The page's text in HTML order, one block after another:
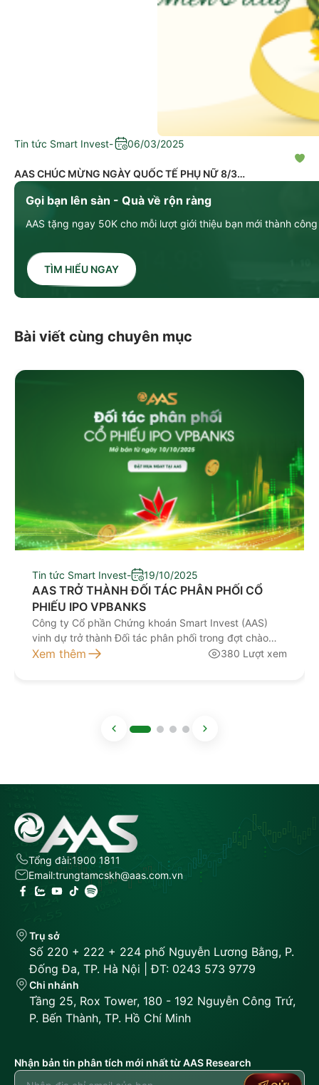
Gọi bạn lên sàn - Quà về rộn ràng
AAS tặng ngay 50K cho mỗi lượt giới thiệu bạn mới thành công
TÌM HIỂU NGAY
Tin tức Smart Invest- 06/03/2025
AAS CHÚC MỪNG NGÀY QUỐC TẾ PHỤ NỮ 8/3
Bài viết cùng chuyên mục
Tin tức Smart Invest- 19/10/2025
AAS TRỞ THÀNH ĐỐI TÁC PHÂN PHỐI CỔ
PHIẾU IPO VPBANKS
Công ty Cổ phần Chứng khoán Smart Invest (AAS)
vinh dự trở thành Đối tác phân phối trong đợt chào
bán cổ phiếu lần đầu ra công chúng của Công ty Cổ
Xem thêm 380 Lượt xem
Tổng đài:1900 1811
Email:trungtamcskh@aas.com.vn
Trụ sở
Số 220 + 222 + 224 phố Nguyễn Lương Bằng, P.
Đống Đa, TP. Hà Nội | ĐT: 0243 573 9779
Chi nhánh
Tầng 25, Rox Tower, 180 - 192 Nguyễn Công Trứ,
P. Bến Thành, TP. Hồ Chí Minh
Nhận bản tin phân tích mới nhất từ AAS Research